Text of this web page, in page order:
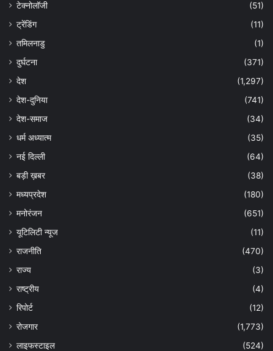
टेक्नोलॉजी
(51)
ट्रेंडिंग
(11)
तमिलनाडु
(1)
दुर्घटना
(371)
देश
(1,297)
देश-दुनिया
(741)
देश-समाज
(34)
धर्म अध्यात्म
(35)
नई दिल्ली
(64)
बड़ी ख़बर
(38)
मध्यप्रदेश
(180)
मनोरंजन
(651)
यूटिलिटी न्यूज
(11)
राजनीति
(470)
राज्य
(3)
राष्ट्रीय
(4)
रिपोर्ट
(12)
रोजगार
(1,773)
लाइफस्टाइल
(524)